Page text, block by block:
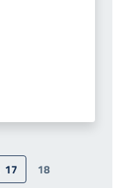
17
18